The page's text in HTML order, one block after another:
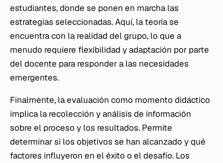
estudiantes, donde se ponen en marcha las
estrategias seleccionadas. Aquí, la teoría se
encuentra con la realidad del grupo, lo que a
menudo requiere flexibilidad y adaptación por parte
del docente para responder a las necesidades
emergentes.
Finalmente, la evaluación como momento didáctico
implica la recolección y análisis de información
sobre el proceso y los resultados. Permite
determinar si los objetivos se han alcanzado y qué
factores influyeron en el éxito o el desafío. Los